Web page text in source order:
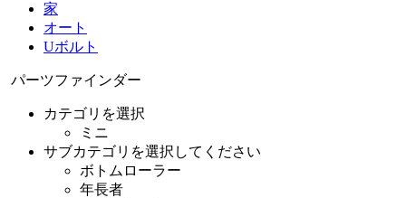
家
オート
Uボルト
パーツファインダー
カテゴリを選択
ミニ
サブカテゴリを選択してください
ボトムローラー
年長者